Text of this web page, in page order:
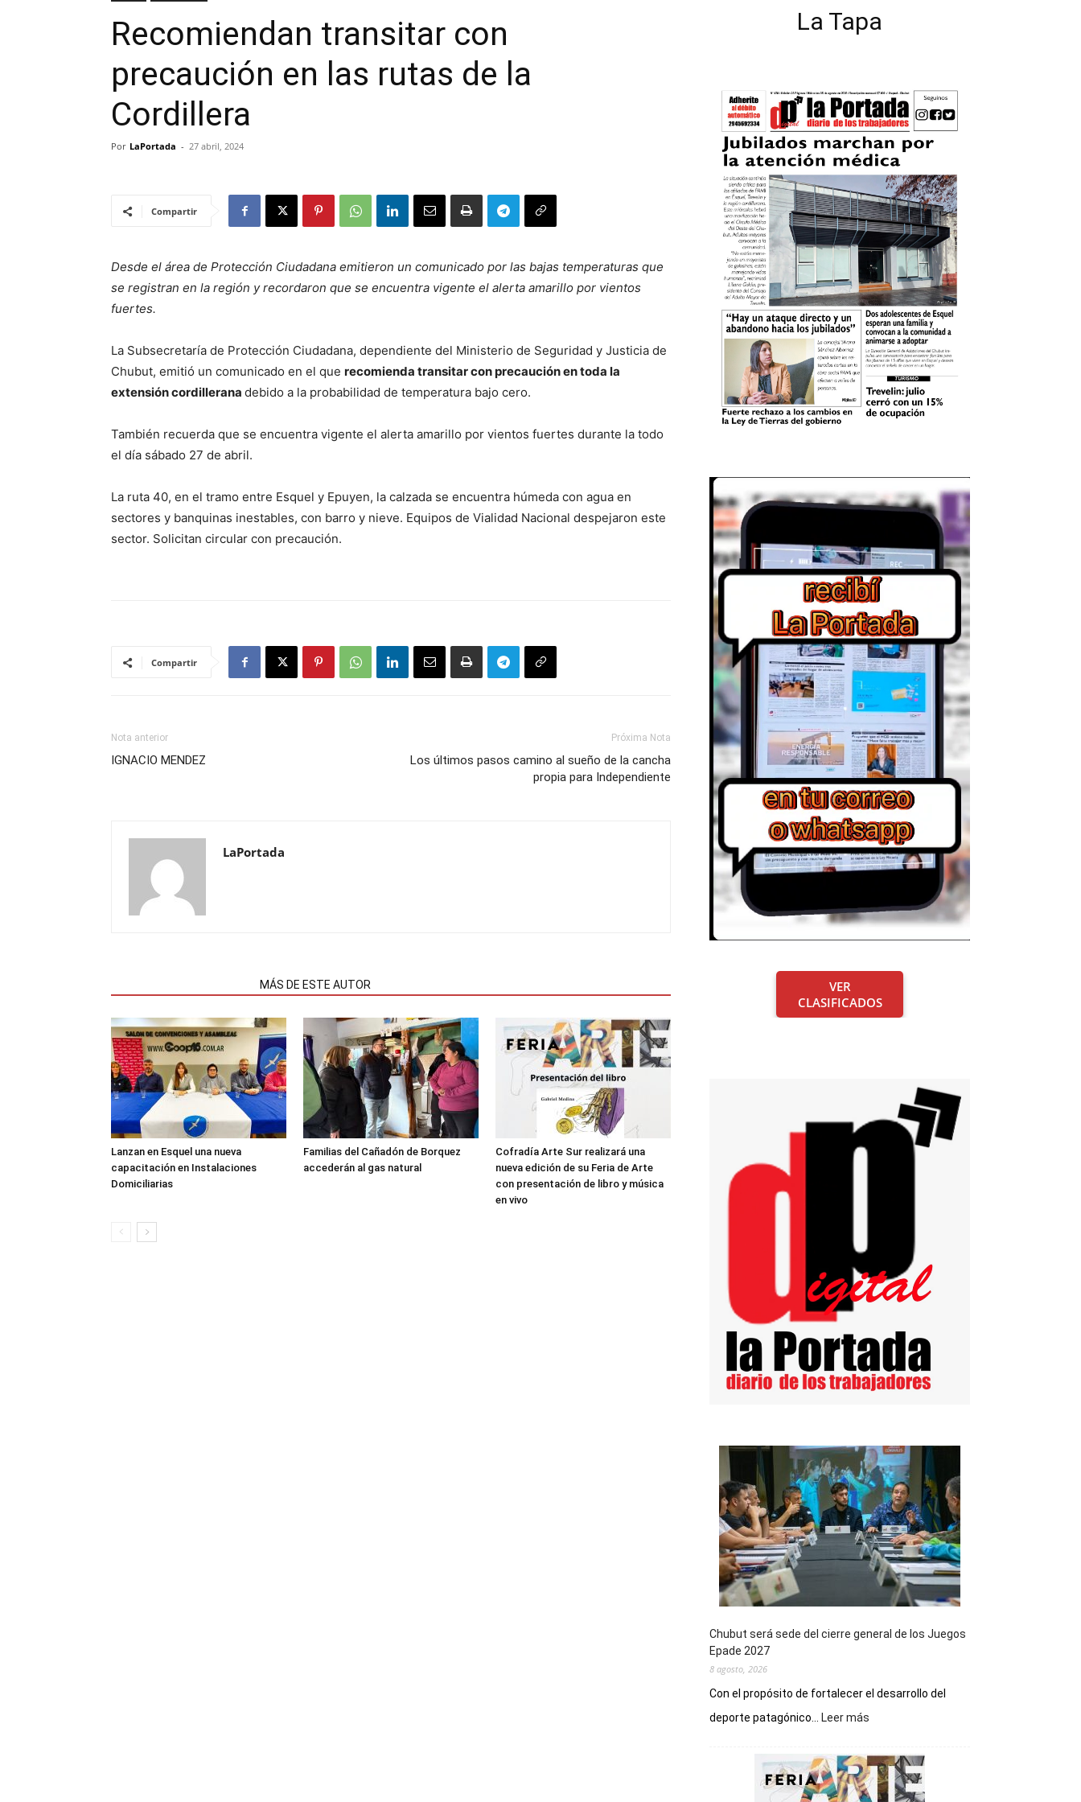
Recomiendan transitar con
precaución en las rutas de la
Cordillera
Por LaPortada - 27 abril, 2024
Compartir
Desde el área de Protección Ciudadana emitieron un comunicado por las bajas temperaturas que
se registran en la región y recordaron que se encuentra vigente el alerta amarillo por vientos
fuertes.
La Subsecretaría de Protección Ciudadana, dependiente del Ministerio de Seguridad y Justicia de
Chubut, emitió un comunicado en el que recomienda transitar con precaución en toda la
extensión cordillerana debido a la probabilidad de temperatura bajo cero.
También recuerda que se encuentra vigente el alerta amarillo por vientos fuertes durante la todo
el día sábado 27 de abril.
La ruta 40, en el tramo entre Esquel y Epuyen, la calzada se encuentra húmeda con agua en
sectores y banquinas inestables, con barro y nieve. Equipos de Vialidad Nacional despejaron este
sector. Solicitan circular con precaución.
Compartir
Nota anterior
IGNACIO MENDEZ
Próxima Nota
Los últimos pasos camino al sueño de la cancha
propia para Independiente
LaPortada
MÁS DE ESTE AUTOR
Lanzan en Esquel una nueva
capacitación en Instalaciones
Domiciliarias
Familias del Cañadón de Borquez
accederán al gas natural
Cofradía Arte Sur realizará una
nueva edición de su Feria de Arte
con presentación de libro y música
en vivo
La Tapa
VER
CLASIFICADOS
Chubut será sede del cierre general de los Juegos
Epade 2027
8 agosto, 2026
Con el propósito de fortalecer el desarrollo del
deporte patagónico...
Leer más
sede
del